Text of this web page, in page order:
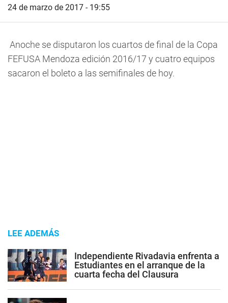
24 de marzo de 2017 - 19:55
Anoche se disputaron los cuartos de final de la Copa
FEFUSA Mendoza edición 2016/17 y cuatro equipos
sacaron el boleto a las semifinales de hoy.
LEE ADEMÁS
Independiente Rivadavia enfrenta a
Estudiantes en el arranque de la
cuarta fecha del Clausura